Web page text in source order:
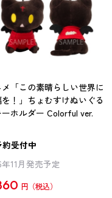
「この素晴らしい世界に
！」ちょむすけぬいぐる
ーホルダー Colorful ver.
約受付中
年11月発売予定
円